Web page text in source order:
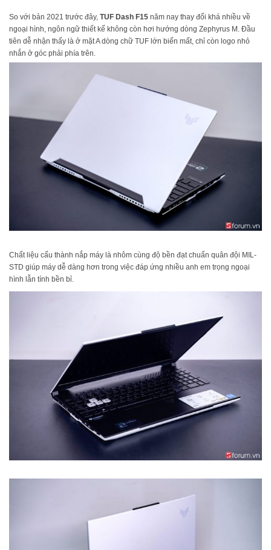
So với bản 2021 trước đây, TUF Dash F15 năm nay thay đổi khá nhiều về
ngoại hình, ngôn ngữ thiết kế không còn hơi hướng dòng Zephyrus M. Đầu
tiên dễ nhận thấy là ở mặt A dòng chữ TUF lớn biến mất, chỉ còn logo nhỏ
nhắn ở góc phải phía trên.
Chất liệu cấu thành nắp máy là nhôm cùng độ bền đạt chuẩn quân đội MIL-
STD giúp máy dễ dàng hơn trong việc đáp ứng nhiều anh em trọng ngoại
hình lẫn tính bền bỉ.